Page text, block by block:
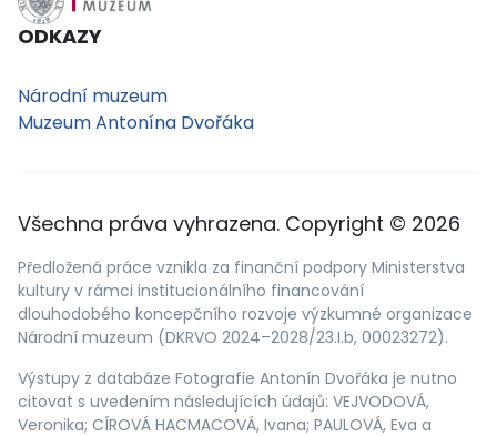
ODKAZY
Národní muzeum
Muzeum Antonína Dvořáka
Všechna práva vyhrazena. Copyright © 2026
Předložená práce vznikla za finanční podpory Ministerstva
kultury v rámci institucionálního financování
dlouhodobého koncepčního rozvoje výzkumné organizace
Národní muzeum (DKRVO 2024–2028/23.I.b, 00023272).
Výstupy z databáze Fotografie Antonín Dvořáka je nutno
citovat s uvedením následujících údajů: VEJVODOVÁ,
Veronika; CÍROVÁ HACMACOVÁ, Ivana; PAULOVÁ, Eva a